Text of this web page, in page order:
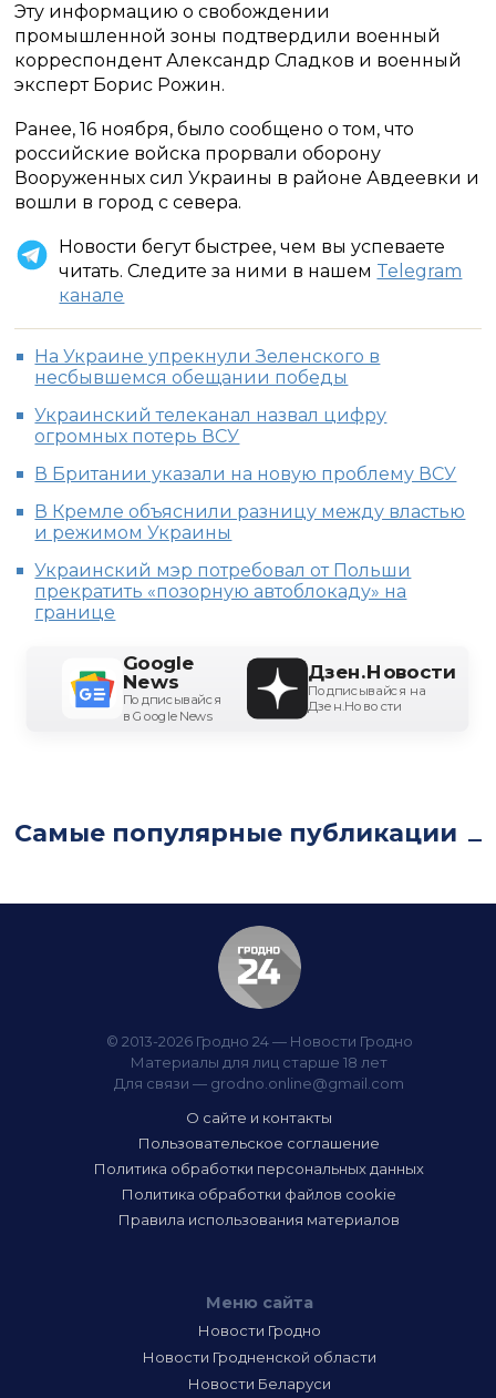
Эту информацию о свобождении
промышленной зоны подтвердили военный
корреспондент Александр Сладков и военный
эксперт Борис Рожин.
Ранее, 16 ноября, было сообщено о том, что
российские войска прорвали оборону
Вооруженных сил Украины в районе Авдеевки и
вошли в город с севера.
Новости бегут быстрее, чем вы успеваете
читать. Следите за ними в нашем Telegram
канале
На Украине упрекнули Зеленского в
несбывшемся обещании победы
Украинский телеканал назвал цифру
огромных потерь ВСУ
В Британии указали на новую проблему ВСУ
В Кремле объяснили разницу между властью
и режимом Украины
Украинский мэр потребовал от Польши
прекратить «позорную автоблокаду» на
границе
Google
News
Подписывайся
в Google News
Дзен.Новости
Подписывайся на
Дзен.Новости
Самые популярные публикации
© 2013-2026 Гродно 24 — Новости Гродно
Материалы для лиц старше 18 лет
Для связи — grodno.online@gmail.com
О сайте и контакты
Пользовательское соглашение
Политика обработки персональных данных
Политика обработки файлов cookie
Правила использования материалов
Меню сайта
Новости Гродно
Новости Гродненской области
Новости Беларуси